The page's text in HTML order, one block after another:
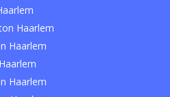
Haarlem
Haarlem
Haarlem